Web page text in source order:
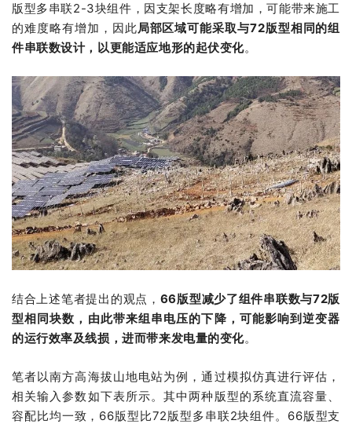
版型多串联2-3块组件，因支架长度略有增加，可能带来施工
的难度略有增加，因此局部区域可能采取与72版型相同的组
件串联数设计，以更能适应地形的起伏变化。
结合上述笔者提出的观点， 66版型减少了组件串联数与72版
型相同块数，由此带来组串电压的下降，可能影响到逆变器
的运行效率及线损，进而带来发电量的变化。
笔者以南方高海拔山地电站为例，通过模拟仿真进行评估，
相关输入参数如下表所示。其中两种版型的系统直流容量、
容配比均一致，66版型比72版型多串联2块组件。66版型支